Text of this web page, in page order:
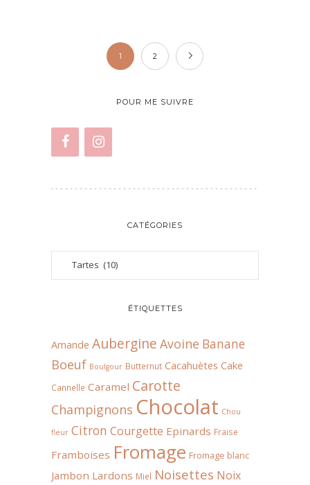
1 2
POUR ME SUIVRE
CATÉGORIES
ÉTIQUETTES
Amande Aubergine Avoine Banane
Boeuf Boulgour Butternut Cacahuètes Cake
Cannelle Caramel Carotte
Champignons Chocolat Chou
fleur Citron Courgette Epinards Fraise
Framboises Fromage Fromage blanc
Jambon Lardons Miel Noisettes Noix